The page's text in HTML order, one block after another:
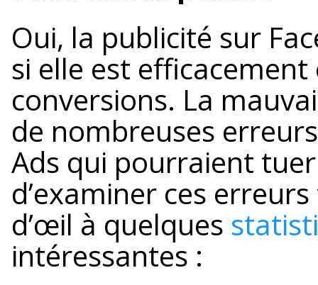
Oui, la publicité sur
si elle est
conversions. La
de nombreuses
Ads qui pourraient
d’examiner ces
d’œil à quelques
intéressantes :